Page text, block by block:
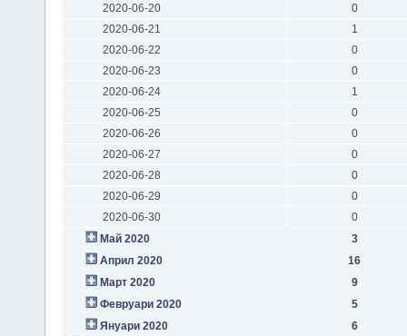
2020-06-20
0
2020-06-21
1
2020-06-22
0
2020-06-23
0
2020-06-24
1
2020-06-25
0
2020-06-26
0
2020-06-27
0
2020-06-28
0
2020-06-29
0
2020-06-30
0
Май 2020
3
Април 2020
16
Март 2020
9
Февруари 2020
5
Януари 2020
6